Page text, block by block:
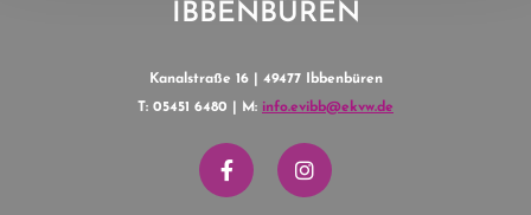
IBBENBÜREN
Kanalstraße 16 | 49477 Ibbenbüren
T: 05451 6480 | M: info.evibb@ekvw.de